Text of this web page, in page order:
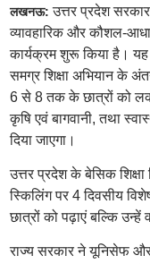
लखनऊ:उत्तर प्रदेश
व्यावहारिक और कौशल-
कार्यक्रम शुरू किया है। यह
समग्र शिक्षा अभियान के
6 से 8 तक के छात्रों को
कृषि एवं बागवानी, तथा
दिया जाएगा।
उत्तर प्रदेश के बेसिक शिक्षा
स्किलिंग पर 4 दिवसीय
छात्रों को पढ़ाएं बल्कि
राज्य सरकार ने यूनिसेफ